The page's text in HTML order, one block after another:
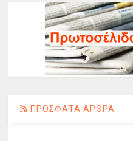
ΠΡΟΣΦΑΤΑ ΑΡΘΡΑ